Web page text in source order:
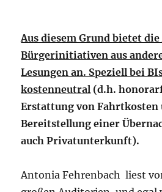
Aus diesem Grund bietet
Bürgerinitiativen aus
Lesungen an. Speziell bei
kostenneutral (d.h.
Erstattung von Fahrtkosten
Bereitstellung einer
auch Privatunterkunft).
Antonia Fehrenbach liest